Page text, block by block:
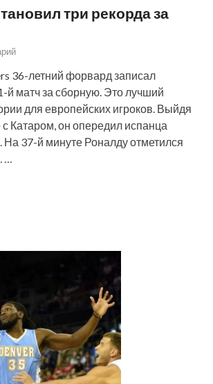
три рекорда за
36-летний форвард записал
й матч за сборную. Это лучший
для европейских игроков. Выйдя
Катаром, он опередил испанца
37-й минуте Роналду отметился
…